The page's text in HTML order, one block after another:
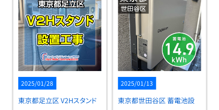
2025/01/28
東京都足立区 V2Hスタンド
2025/01/13
東京都世田谷区 蓄電池設